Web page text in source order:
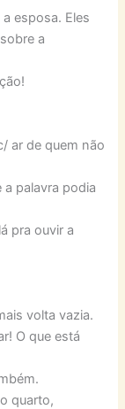
esposa. Eles
a
ar de quem não
palavra podia
pra ouvir a
volta vazia.
O que está
quarto,